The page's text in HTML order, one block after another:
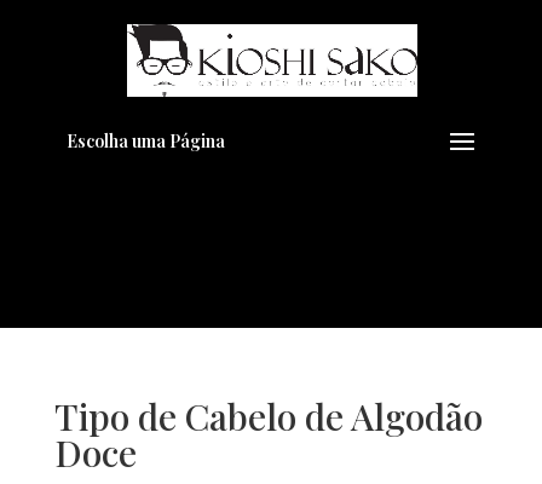
Escolha uma Página
Tipo de Cabelo de Algodão
Doce
Pensando em transformar seu
Visual??